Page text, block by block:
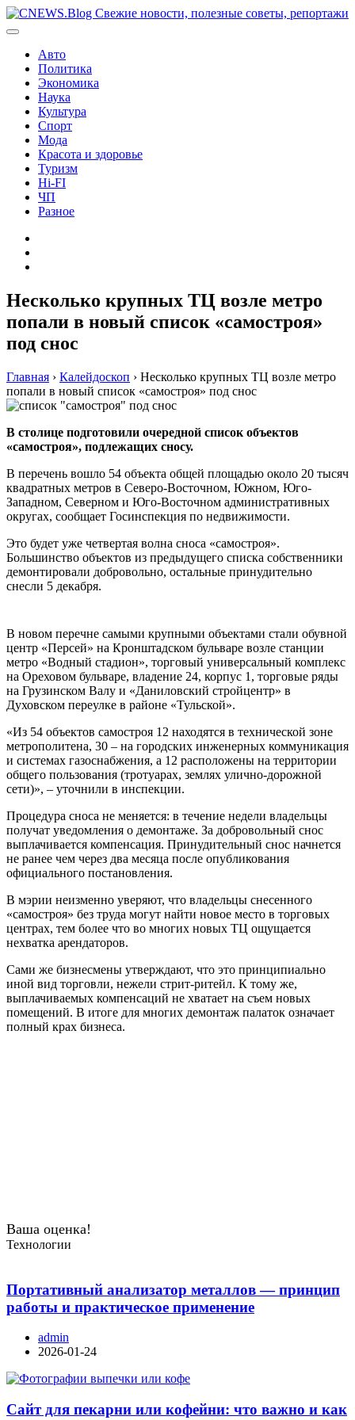
Перейти
к
Авто
Политика
Экономика
Наука
Культура
Спорт
Мода
Красота и здоровье
Туризм
Hi-FI
ЧП
Разное
Несколько крупных ТЦ возле метро
попали в новый список «самостроя»
под снос
Главная › Калейдоскоп › Несколько крупных ТЦ возле метро
попали в новый список «самостроя» под снос
В столице подготовили очередной список объектов
«самостроя», подлежащих сносу.
В перечень вошло 54 объекта общей площадью около 20 тысяч
квадратных метров в Северо-Восточном, Южном, Юго-
Западном, Северном и Юго-Восточном административных
округах, сообщает Госинспекция по недвижимости.
Это будет уже четвертая волна сноса «самостроя».
Большинство объектов из предыдущего списка собственники
демонтировали добровольно, остальные принудительно
снесли 5 декабря.
В новом перечне самыми крупными объектами стали обувной
центр «Персей» на Кронштадском бульваре возле станции
метро «Водный стадион», торговый универсальный комплекс
на Ореховом бульваре, владение 24, корпус 1, торговые ряды
на Грузинском Валу и «Даниловский стройцентр» в
Духовском переулке в районе «Тульской».
«Из 54 объектов самостроя 12 находятся в технической зоне
метрополитена, 30 – на городских инженерных коммуникация
и системах газоснабжения, а 12 расположены на территории
общего пользования (тротуарах, землях улично-дорожной
сети)», – уточнили в инспекции.
Процедура сноса не меняется: в течение недели владельцы
получат уведомления о демонтаже. За добровольный снос
выплачивается компенсация. Принудительный снос начнется
не ранее чем через два месяца после опубликования
официального постановления.
В мэрии неизменно уверяют, что владельцы снесенного
«самостроя» без труда могут найти новое место в торговых
центрах, тем более что во многих новых ТЦ ощущается
нехватка арендаторов.
Сами же бизнесмены утверждают, что это принципиально
иной вид торговли, нежели стрит-ритейл. К тому же,
выплачиваемых компенсаций не хватает на съем новых
помещений. В итоге для многих демонтаж палаток означает
полный крах бизнеса.
Ваша оценка!
Технологии
Портативный анализатор металлов — принцип
работы и практическое применение
admin
2026-01-24
Сайт для пекарни или кофейни: что важно и как